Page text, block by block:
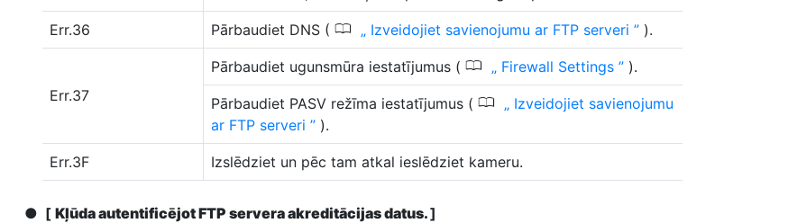
Err.36 Pārbaudiet DNS ( 0 Izveidojiet savienojumu ar FTP serveri ).
Err.37
Pārbaudiet ugunsmūra iestatījumus ( 0 Firewall Settings ).
Pārbaudiet PASV režīma iestatījumus ( 0
Izveidojiet savienojumu
ar FTP serveri
).
Err.3F Izslēdziet un pēc tam atkal ieslēdziet kameru.
[ Kļūda autentificējot FTP servera akreditācijas datus.]